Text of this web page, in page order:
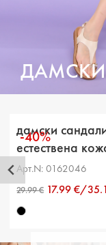
-40%
дамски
естествена
черни
Арт.N: 0162046
17.99 €/